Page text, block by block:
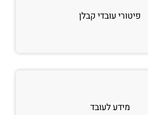
פיטורי עובדי קבלן
מידע לעובד